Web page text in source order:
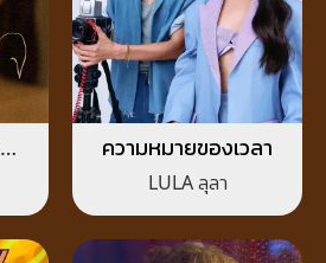
ความหมายของเวลา
LULA ลุลา